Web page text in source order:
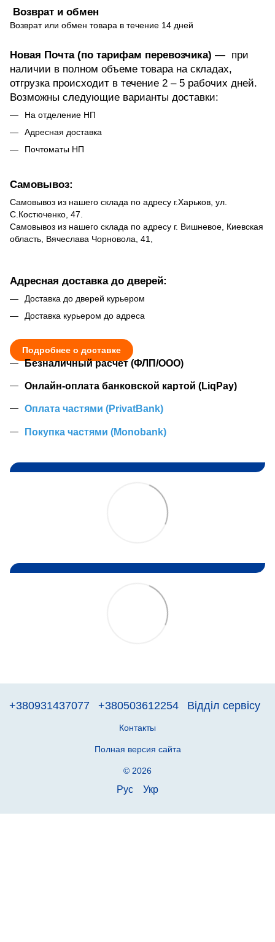
Возврат и обмен
Возврат или обмен товара в течение 14 дней
Новая Почта (по тарифам перевозчика) — при
наличии в полном объеме товара на складах,
отгрузка происходит в течение 2 – 5 рабочих дней.
Возможны следующие варианты доставки:
На отделение НП
Адресная доставка
Почтоматы НП
Самовывоз:
Самовывоз из нашего склада по адресу г.Харьков, ул.
С.Костюченко, 47.
Самовывоз из нашего склада по адресу г. Вишневое, Киевская
область, Вячеслава Чорновола, 41,
Адресная доставка до дверей:
Доставка до дверей курьером
Доставка курьером до адреса
Подробнее о доставке
Безналичный расчет (ФЛП/ООО)
Онлайн-оплата банковской картой (LiqPay)
Оплата частями (PrivatBank)
Покупка частями (Monobank)
+380931437077 +380503612254 Відділ сервісу
Контакты
Полная версия сайта
© 2026
Рус Укр